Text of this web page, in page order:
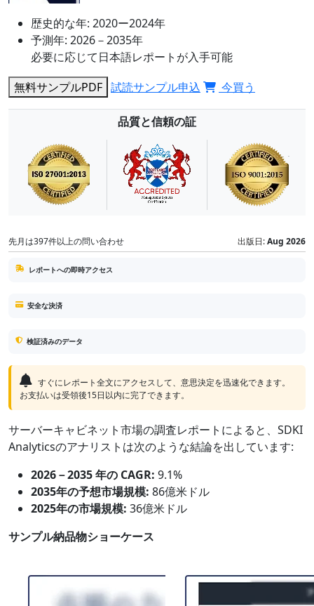
歴史的な年: 2020ー2024年
予測年: 2026－2035年
必要に応じて日本語レポートが入手可能
無料サンプルPDF 試読サンプル申込 今買う
品質と信頼の証
先月は397件以上の問い合わせ 出版日:Aug 2026
レポートへの即時アクセス
安全な決済
検証済みのデータ
すぐにレポート全文にアクセスして、意思決定を迅速化できます。
お支払いは受領後15日以内に完了できます。
サーバーキャビネット市場の調査レポートによると、SDKI
Analyticsのアナリストは次のような結論を出しています:
2026－2035 年の CAGR: 9.1%
2035年の予想市場規模: 86億米ドル
2025年の市場規模: 36億米ドル
サンプル納品物ショーケース